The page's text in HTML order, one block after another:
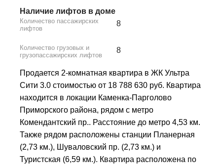
Наличие лифтов в доме
Количество пассажирских
лифтов
8
Количество грузовых и
грузопассажирских лифтов
8
Продается 2-комнатная квартира в ЖК Ультра
Сити 3.0 стоимостью от 18 788 630 руб. Квартира
находится в локации Каменка-Парголово
Приморского района, рядом с метро
Комендантский пр.. Расстояние до метро 4,53 км.
Также рядом расположены станции Планерная
(2,73 км.), Шуваловский пр. (2,73 км.) и
Туристская (6,59 км.). Квартира расположена по